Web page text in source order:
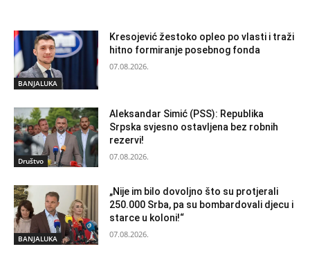
BANJALUKA
Kresojević žestoko opleo po vlasti i traži
hitno formiranje posebnog fonda
07.08.2026.
Društvo
Aleksandar Simić (PSS): Republika
Srpska svjesno ostavljena bez robnih
rezervi!
07.08.2026.
BANJALUKA
„Nije im bilo dovoljno što su protjerali
250.000 Srba, pa su bombardovali djecu i
starce u koloni!“
07.08.2026.